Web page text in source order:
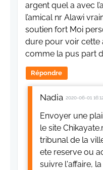
argent quel a avec
l’amical nr Alawi
soutien fort Moi
dure pour voir cette
comme la pus part
Répondre
Nadia 2020-06-01
Envoyer une
le site
tribunal de la
ete reserve ou
suivre l'affaire,